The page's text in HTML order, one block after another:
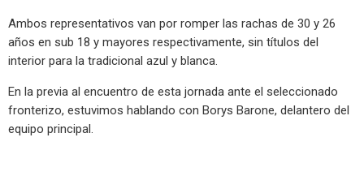
Ambos representativos van por romper las rachas de 30 y 26
años en sub 18 y mayores respectivamente, sin títulos del
interior para la tradicional azul y blanca.
En la previa al encuentro de esta jornada ante el seleccionado
fronterizo, estuvimos hablando con Borys Barone, delantero del
equipo principal.